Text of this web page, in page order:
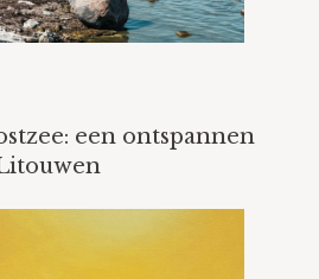
een ontspannen